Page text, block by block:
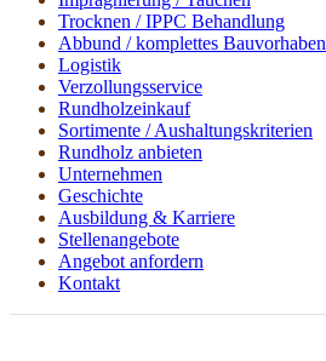
Trocknen / IPPC Behandlung
Abbund / komplettes Bauvorhaben
Logistik
Verzollungsservice
Rundholzeinkauf
Sortimente / Aushaltungskriterien
Rundholz anbieten
Unternehmen
Geschichte
Ausbildung & Karriere
Stellenangebote
Angebot anfordern
Kontakt